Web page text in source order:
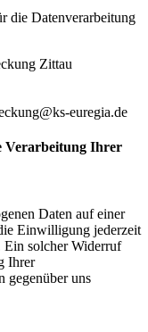
die Datenverarbeitung
Zittau
euregia.de
Verarbeitung Ihrer
Daten auf einer
Einwilligung jederzeit
solcher Widerruf
Ihrer
gegenüber uns